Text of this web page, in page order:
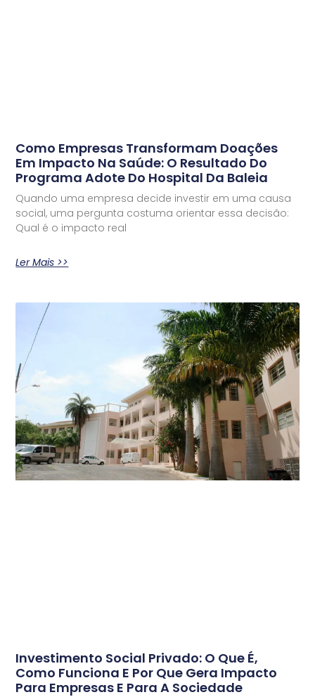
Como Empresas Transformam Doações
Em Impacto Na Saúde: O Resultado Do
Programa Adote Do Hospital Da Baleia
Quando uma empresa decide investir em uma causa
social, uma pergunta costuma orientar essa decisão:
Qual é o impacto real
Ler Mais >>
Investimento Social Privado: O Que É,
Como Funciona E Por Que Gera Impacto
Para Empresas E Para A Sociedade